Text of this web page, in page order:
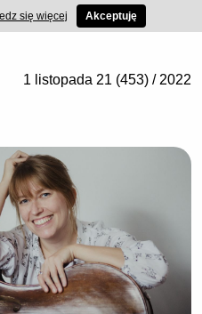
1 listopada 21 (453) / 2022
się więcej Akceptuję